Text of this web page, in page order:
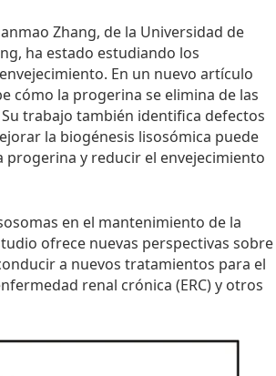
Zhang, de la Universidad de
ha estado estudiando los
En un nuevo artículo
cómo la progerina se elimina de las
trabajo también identifica defectos
la biogénesis lisosómica puede
y reducir el envejecimiento
en el mantenimiento de la
ofrece nuevas perspectivas sobre
a nuevos tratamientos para el
renal crónica (ERC) y otros